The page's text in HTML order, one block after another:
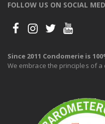
FOLLOW US ON SOCIAL
Since 2011 Condomerie is
We embrace the principles of a